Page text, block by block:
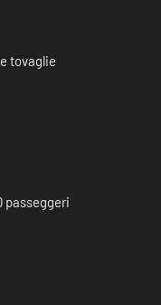
tovaglie
passeggeri